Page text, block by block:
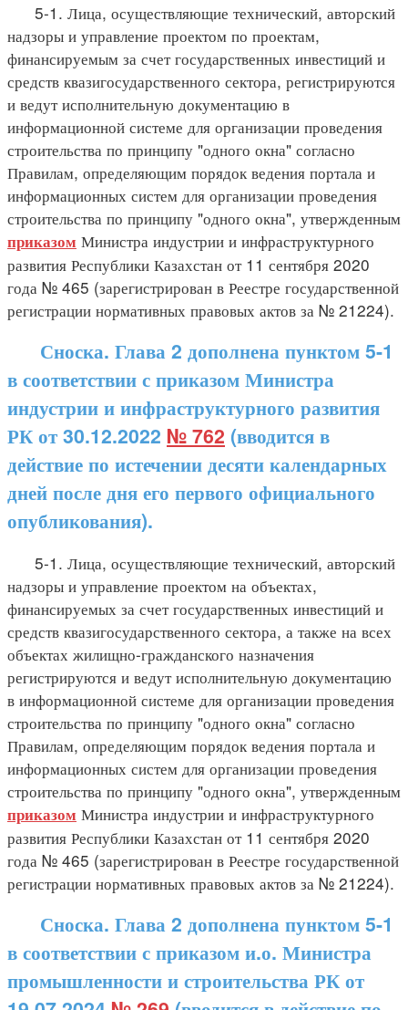
5-1. Лица, осуществляющие технический, авторский
надзоры и управление проектом по проектам,
финансируемым за счет государственных инвестиций и
средств квазигосударственного сектора, регистрируются
и ведут исполнительную документацию в
информационной системе для организации проведения
строительства по принципу "одного окна" согласно
Правилам, определяющим порядок ведения портала и
информационных систем для организации проведения
строительства по принципу "одного окна", утвержденным
приказом Министра индустрии и инфраструктурного
развития Республики Казахстан от 11 сентября 2020
года № 465 (зарегистрирован в Реестре государственной
регистрации нормативных правовых актов за № 21224).
Сноска. Глава 2 дополнена пунктом 5-1
в соответствии с приказом Министра
индустрии и инфраструктурного развития
РК от 30.12.2022 № 762 (вводится в
действие по истечении десяти календарных
дней после дня его первого официального
опубликования).
5-1. Лица, осуществляющие технический, авторский
надзоры и управление проектом на объектах,
финансируемых за счет государственных инвестиций и
средств квазигосударственного сектора, а также на всех
объектах жилищно-гражданского назначения
регистрируются и ведут исполнительную документацию
в информационной системе для организации проведения
строительства по принципу "одного окна" согласно
Правилам, определяющим порядок ведения портала и
информационных систем для организации проведения
строительства по принципу "одного окна", утвержденным
приказом Министра индустрии и инфраструктурного
развития Республики Казахстан от 11 сентября 2020
года № 465 (зарегистрирован в Реестре государственной
регистрации нормативных правовых актов за № 21224).
Сноска. Глава 2 дополнена пунктом 5-1
в соответствии с приказом и.о. Министра
промышленности и строительства РК от